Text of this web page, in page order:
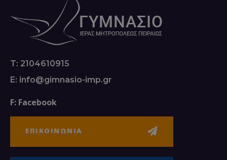
T: 2104610915
E: info@gimnasio-imp.gr
F: Facebook
ΕΠΙΚΟΙΝΩΝΙΑ